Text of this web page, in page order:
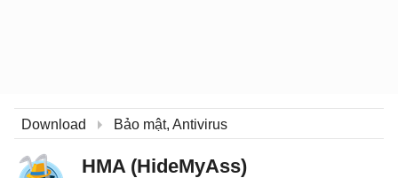
Download Bảo mật, Antivirus
HMA (HideMyAss)